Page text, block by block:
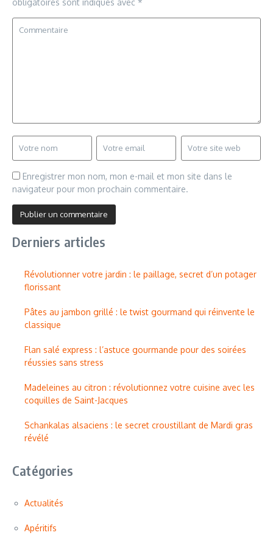
obligatoires sont indiqués avec *
Enregistrer mon nom, mon e-mail et mon site dans le
navigateur pour mon prochain commentaire.
Derniers articles
Révolutionner votre jardin : le paillage, secret d’un potager
florissant
Pâtes au jambon grillé : le twist gourmand qui réinvente le
classique
Flan salé express : l’astuce gourmande pour des soirées
réussies sans stress
Madeleines au citron : révolutionnez votre cuisine avec les
coquilles de Saint-Jacques
Schankalas alsaciens : le secret croustillant de Mardi gras
révélé
Catégories
Actualités
Apéritifs